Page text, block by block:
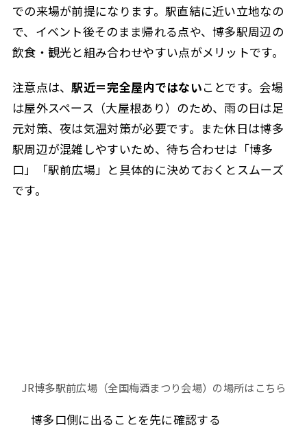
での来場が前提になります。駅直結に近い立地なの
で、イベント後そのまま帰れる点や、博多駅周辺の
飲食・観光と組み合わせやすい点がメリットです。
注意点は、駅近＝完全屋内ではないことです。会場
は屋外スペース（大屋根あり）のため、雨の日は足
元対策、夜は気温対策が必要です。また休日は博多
駅周辺が混雑しやすいため、待ち合わせは「博多
口」「駅前広場」と具体的に決めておくとスムーズ
です。
JR博多駅前広場（全国梅酒まつり会場）の場所はこちら
博多口側に出ることを先に確認する